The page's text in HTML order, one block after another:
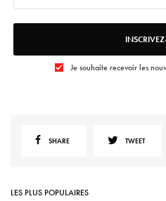
Je souhaite recevoir les
SHARE TWEET
LES PLUS POPULAIRES